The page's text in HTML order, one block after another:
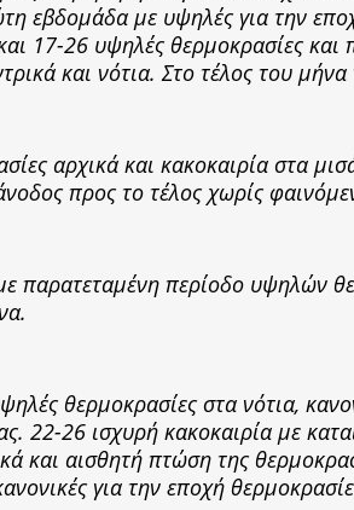
εβδομάδα με υψηλές για την
17-26 υψηλές θερμοκρασίες και
και νότια. Στο τέλος του μήνα
αρχικά και κακοκαιρία στα
προς το τέλος χωρίς
παρατεταμένη περίοδο υψηλών
θερμοκρασίες στα νότια,
22-26 ισχυρή κακοκαιρία με
και αισθητή πτώση της
για την εποχή